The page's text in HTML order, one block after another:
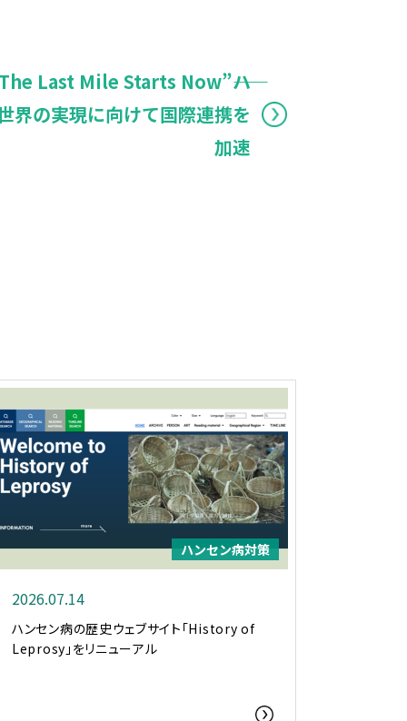
Last Mile Starts Now”――ハ
界の実現に向けて国際連携を
加速
ハンセン病対策
2026.07.14
ハンセン病の歴史ウェブサイト「History of
Leprosy」をリニューアル